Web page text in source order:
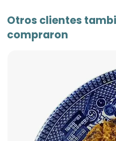
Otros clientes
compraron